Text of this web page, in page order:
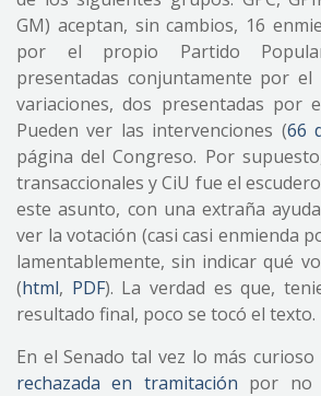
GM) aceptan, sin cambios, 16
por el propio Partido
presentadas conjuntamente por el
variaciones, dos presentadas por
Pueden ver las intervenciones (66
página del Congreso. Por
transaccionales y CiU fue el
este asunto, con una extraña
ver la votación (casi casi enmienda
lamentablemente, sin indicar qué
(html, PDF). La verdad es que,
resultado final, poco se tocó el texto.
En el Senado tal vez lo más
rechazada en tramitación por no